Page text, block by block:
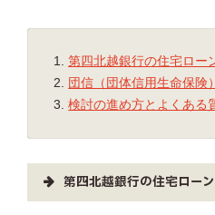
第四北越銀行の住宅ロー
団信（団体信用生命保険
検討の進め方とよくある
第四北越銀行の住宅ロー